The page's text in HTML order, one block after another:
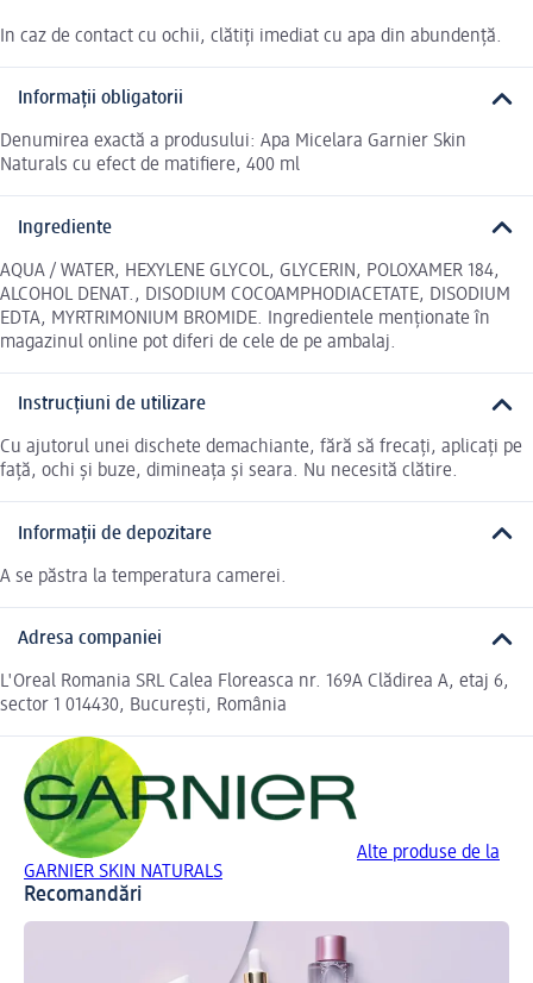
In caz de contact cu ochii, clătiți imediat cu apa din abundență.
Informații obligatorii
Denumirea exactă a produsului: Apa Micelara Garnier Skin
Naturals cu efect de matifiere, 400 ml
Ingrediente
AQUA / WATER, HEXYLENE GLYCOL, GLYCERIN, POLOXAMER 184,
ALCOHOL DENAT., DISODIUM COCOAMPHODIACETATE, DISODIUM
EDTA, MYRTRIMONIUM BROMIDE. Ingredientele menționate în
magazinul online pot diferi de cele de pe ambalaj.
Instrucțiuni de utilizare
Cu ajutorul unei dischete demachiante, fără să frecați, aplicați pe
față, ochi și buze, dimineața și seara. Nu necesită clătire.
Informații de depozitare
A se păstra la temperatura camerei.
Adresa companiei
L'Oreal Romania SRL Calea Floreasca nr. 169A Clădirea A, etaj 6,
sector 1 014430, București, România
Alte produse de la
GARNIER SKIN NATURALS
Recomandări